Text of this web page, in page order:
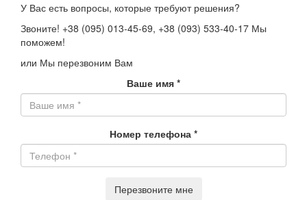
У Вас есть вопросы, которые требуют решения?
Звоните! +38 (095) 013-45-69, +38 (093) 533-40-17 Мы
поможем!
или Мы перезвоним Вам
Ваше имя *
Номер телефона *
Перезвоните мне